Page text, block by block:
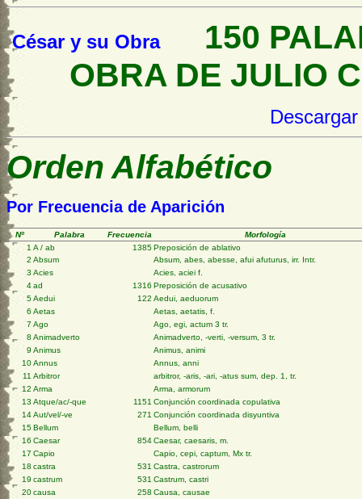
César y su Obra150
OBRA DE
Orden Alfabético
Por Frecuencia de Aparición
Nº Palabra Frecuencia
Morfología
1 A / ab 1385Preposición de ablativo
2 Absum
Absum, abes, abesse, afui afuturus, irr. Intr.
3 Acies
Acies, aciei f.
4ad 1316 Preposición de acusativo
5Aedui 122 Aedui, aeduorum
6 Aetas
Aetas, aetatis, f.
7 Ago
Ago, egi, actum 3 tr.
8 Animadverto
Animadverto, -verti, -versum, 3 tr.
9 Animus
Animus, animi
10Annus
Annus, anni
11 Arbitror
arbitror, -aris, -ari, -atus sum, dep. 1, tr.
12 Arma
Arma, armorum
13 Atque/ac/-que 1151 Conjunción coordinada copulativa
14Aut/vel/-ve 271 Conjunción coordinada disyuntiva
15Bellum
Bellum, belli
16 Caesar 854Caesar, caesaris, m.
17 Capio
Capio, cepi, captum, Mx tr.
18 castra 531 Castra, castrorum
19 castrum 531 Castrum, castri
20causa 258 Causa, causae